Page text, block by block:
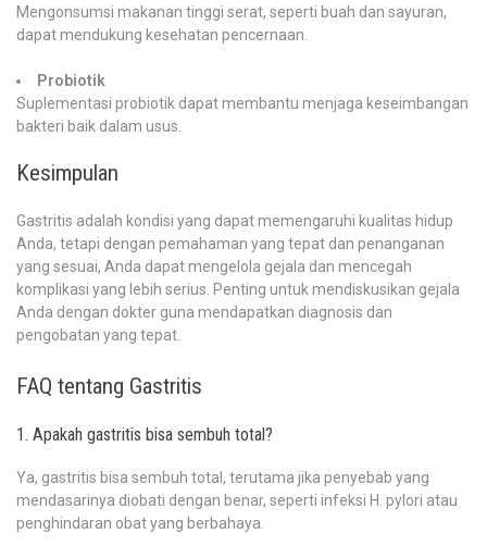
Mengonsumsi makanan tinggi serat, seperti buah dan sayuran,
dapat mendukung kesehatan pencernaan.
Probiotik
Suplementasi probiotik dapat membantu menjaga keseimbangan
bakteri baik dalam usus.
Kesimpulan
Gastritis adalah kondisi yang dapat memengaruhi kualitas hidup
Anda, tetapi dengan pemahaman yang tepat dan penanganan
yang sesuai, Anda dapat mengelola gejala dan mencegah
komplikasi yang lebih serius. Penting untuk mendiskusikan gejala
Anda dengan dokter guna mendapatkan diagnosis dan
pengobatan yang tepat.
FAQ tentang Gastritis
1. Apakah gastritis bisa sembuh total?
Ya, gastritis bisa sembuh total, terutama jika penyebab yang
mendasarinya diobati dengan benar, seperti infeksi H. pylori atau
penghindaran obat yang berbahaya.